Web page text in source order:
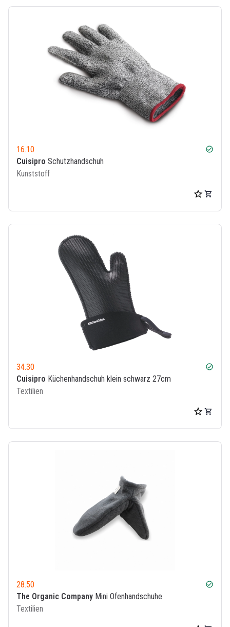
16.10 check_circle
Cuisipro Schutzhandschuh
Kunststoff
34.30 check_circle
Cuisipro Küchenhandschuh klein schwarz 27cm
Textilien
28.50 check_circle
The Organic Company Mini Ofenhandschuhe
Textilien